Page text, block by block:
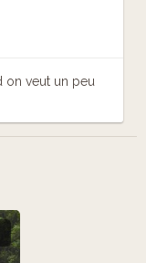
on veut un peu